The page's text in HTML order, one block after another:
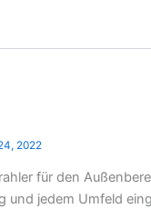
2022
für den
und jedem Umfeld